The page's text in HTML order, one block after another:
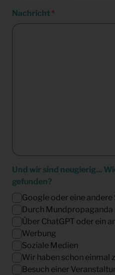
Nachricht
Und wir sind neugierig...
gefunden?
Google oder eine
Durch Mundpropaganda
Über ChatGPT oder ein
Werbung
Soziale Medien
Wir haben schon einmal
Besuch einer